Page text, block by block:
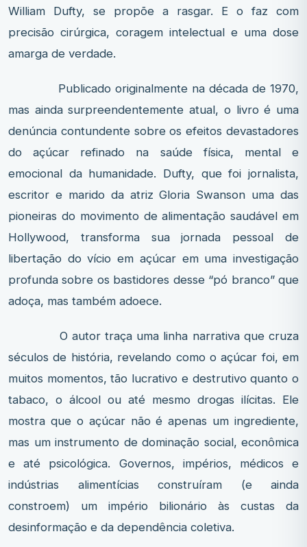
William Dufty, se propõe a rasgar. E o faz com
precisão cirúrgica, coragem intelectual e uma dose
amarga de verdade.
Publicado originalmente na década de 1970,
mas ainda surpreendentemente atual, o livro é uma
denúncia contundente sobre os efeitos devastadores
do açúcar refinado na saúde física, mental e
emocional da humanidade. Dufty, que foi jornalista,
escritor e marido da atriz Gloria Swanson uma das
pioneiras do movimento de alimentação saudável em
Hollywood, transforma sua jornada pessoal de
libertação do vício em açúcar em uma investigação
profunda sobre os bastidores desse “pó branco” que
adoça, mas também adoece.
O autor traça uma linha narrativa que cruza
séculos de história, revelando como o açúcar foi, em
muitos momentos, tão lucrativo e destrutivo quanto o
tabaco, o álcool ou até mesmo drogas ilícitas. Ele
mostra que o açúcar não é apenas um ingrediente,
mas um instrumento de dominação social, econômica
e até psicológica. Governos, impérios, médicos e
indústrias alimentícias construíram (e ainda
constroem) um império bilionário às custas da
desinformação e da dependência coletiva.